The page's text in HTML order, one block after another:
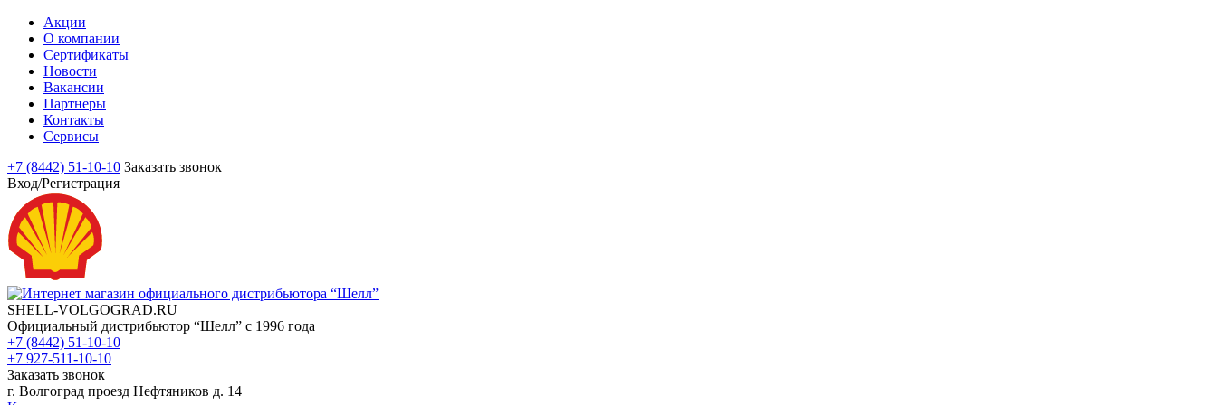
Акции
О компании
Сертификаты
Новости
Вакансии
Партнеры
Контакты
Сервисы
+7 (8442) 51-10-10 Заказать звонок
Вход/Регистрация
SHELL-VOLGOGRAD.RU
Официальный дистрибьютор “Шелл” с 1996 года
+7 (8442) 51-10-10
+7 927-511-10-10
Заказать звонок
г. Волгоград проезд Нефтяников д. 14